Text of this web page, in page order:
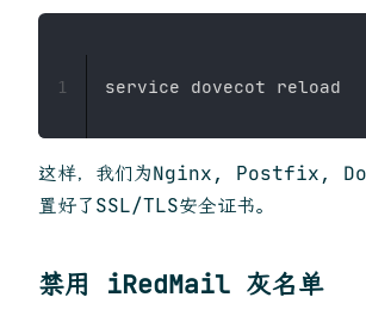
1
这样，我们为Nginx, Postfix,
置好了SSL/TLS安全证书。
禁用 iRedMail 灰名单